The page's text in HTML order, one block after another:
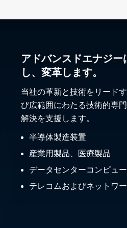
アドバンスドエナジ
し、変革します。
当社の革新と技術をリード
び広範囲にわたる技術的専
解決を支援します。
半導体製造装置
産業用製品、医療製品
データセンターコンピュ
テレコムおよびネットワ